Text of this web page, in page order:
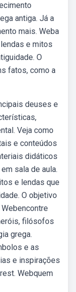
antiga. Já a
mais. Weba
e mitos
O
fatos, como a
deuses e
Veja como
e conteúdos
didáticos
sala de aula.
e lendas que
O objetivo
filósofos
grega.
e as
e inspirações
Webquem